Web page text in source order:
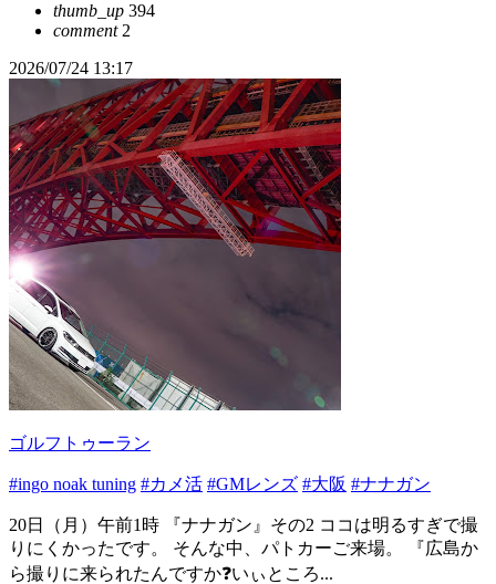
thumb_up 394
comment2
2026/07/24 13:17
ゴルフトゥーラン
#ingo noak tuning #カメ活 #GMレンズ #大阪 #ナナガン
20日（月）午前1時 『ナナガン』その2 ココは明るすぎで撮
りにくかったです。 そんな中、パトカーご来場。 『広島か
ら撮りに来られたんですか❓️いぃところ...